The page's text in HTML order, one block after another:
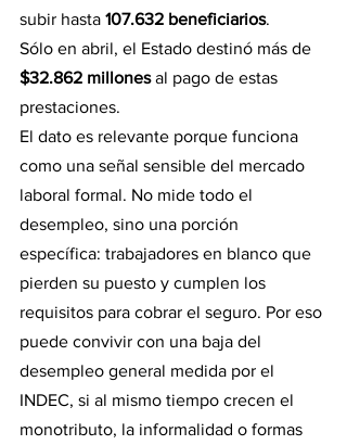
subir hasta 107.632 beneficiarios.
Sólo en abril, el Estado destinó más de
$32.862 millones al pago de estas
prestaciones.
El dato es relevante porque funciona
como una señal sensible del mercado
laboral formal. No mide todo el
desempleo, sino una porción
específica: trabajadores en blanco que
pierden su puesto y cumplen los
requisitos para cobrar el seguro. Por eso
puede convivir con una baja del
desempleo general medida por el
INDEC, si al mismo tiempo crecen el
monotributo, la informalidad o formas